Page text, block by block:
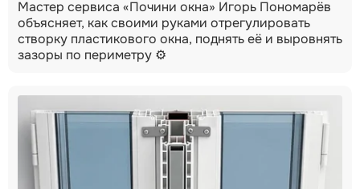
Мастер сервиса «Почини окна» Игорь Пономарёв
объясняет, как своими руками отрегулировать
створку пластикового окна, поднять её и выровнять
зазоры по периметру ⚙️